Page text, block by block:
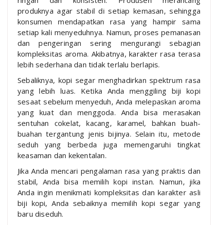
produknya agar stabil di setiap kemasan, sehingga
konsumen mendapatkan rasa yang hampir sama
setiap kali menyeduhnya. Namun, proses pemanasan
dan pengeringan sering mengurangi sebagian
kompleksitas aroma. Akibatnya, karakter rasa terasa
lebih sederhana dan tidak terlalu berlapis.
Sebaliknya, kopi segar menghadirkan spektrum rasa
yang lebih luas. Ketika Anda menggiling biji kopi
sesaat sebelum menyeduh, Anda melepaskan aroma
yang kuat dan menggoda. Anda bisa merasakan
sentuhan cokelat, kacang, karamel, bahkan buah-
buahan tergantung jenis bijinya. Selain itu, metode
seduh yang berbeda juga memengaruhi tingkat
keasaman dan kekentalan.
Jika Anda mencari pengalaman rasa yang praktis dan
stabil, Anda bisa memilih kopi instan. Namun, jika
Anda ingin menikmati kompleksitas dan karakter asli
biji kopi, Anda sebaiknya memilih kopi segar yang
baru diseduh.